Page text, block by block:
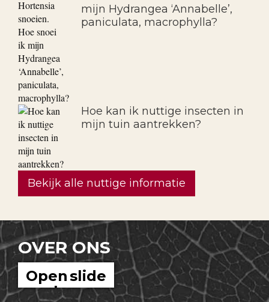
mijn Hydrangea ‘Annabelle’,
paniculata, macrophylla?
Hoe kan ik nuttige insecten in
mijn tuin aantrekken?
Bekijk alle nuttige informatie
OVER ONS
Open slide
show